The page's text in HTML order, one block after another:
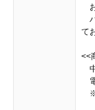
て
<<
※